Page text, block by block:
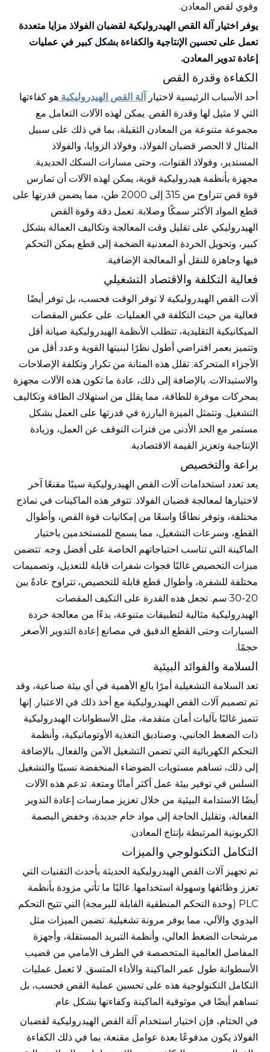
وقوي لقص المعادن.
يوفر اختيار آلة القص الهيدروليكية لقضبان الفولاذ مزايا متعددة
تعمل على تحسين الإنتاجية والكفاءة بشكل كبير في عمليات
إعادة تدوير المعادن.
الكفاءة وقدرة القص
أحد الأسباب الرئيسية لاختيار آلة القص الهيدروليكية هو كفاءتها
التي لا مثيل لها وقدرة القص. يمكن لهذه الآلات التعامل مع
مجموعة متنوعة من المعادن الثقيلة، بما في ذلك على سبيل
المثال لا الحصر قضبان الفولاذ، وفولاذ الزوايا، والفولاذ
المستدير، وفولاذ القنوات، وحتى مسارات السكك الحديدية.
مجهزة بأنظمة هيدروليكية قوية، يمكن لهذه الآلات أن تمارس
قوة قص تتراوح من 315 إلى 2000 طن، مما يضمن قدرتها على
قطع المواد الأكثر سمكًا وصلابة. تعمل دقة وقوة القص
الهيدروليكي على تقليل وقت المعالجة وتكاليف العمالة بشكل
كبير، وتحويل الخردة المعدنية الضخمة إلى قطع يمكن التحكم
فيها وجاهزة للنقل أو المعالجة الإضافية.
فعالية التكلفة والاقتصاد التشغيلي
آلات القص الهيدروليكية لا توفر الوقت فحسب، بل توفر أيضًا
فعالية من حيث التكلفة في العمليات. على عكس المقصات
الميكانيكية التقليدية، تتطلب الأنظمة الهيدروليكية صيانة أقل
وتتميز بعمر افتراضي أطول نظرًا لبنيتها القوية وعدد أقل من
الأجزاء المتحركة. تقلل هذه المتانة من تكرار وتكلفة الإصلاحات
والاستبدالات. بالإضافة إلى ذلك، عادة ما تكون هذه الآلات مجهزة
بمحركات موفرة للطاقة، مما يقلل من استهلاك الطاقة وتكاليف
التشغيل. وتتمثل الميزة البارزة في قدرتها على العمل بشكل
مستمر مع الحد الأدنى من فترات التوقف عن العمل، وزيادة
الإنتاجية وتعزيز القيمة الاقتصادية.
براعة والتخصيص
يعد تعدد استخدامات آلات القص الهيدروليكية سببًا مقنعًا آخر
لاختيارها لمعالجة قضبان الفولاذ. تتوفر هذه الماكينات في نماذج
مختلفة، وتوفر نطاقًا واسعًا من إمكانيات قوة القص، وأطوال
القطع، وسرعات التشغيل، مما يسمح للمستخدمين باختيار
الماكينة التي تناسب احتياجاتهم الخاصة على أفضل وجه. تتضمن
ميزات التخصيص غالبًا فجوات شفرات قابلة للتعديل، وتصميمات
مختلفة للشفرة، وأطوال قطع قابلة للتخصيص، تتراوح عادةً بين
20-30 سم. تجعل هذه القدرة على التكيف المقصات
الهيدروليكية مثالية لتطبيقات متنوعة، بدءًا من معالجة خردة
السيارات وحتى القطع الدقيق في مصانع إعادة التدوير الأصغر
حجمًا.
السلامة والفوائد البيئية
تعد السلامة التشغيلية أمرًا بالغ الأهمية في أي بيئة صناعية، وقد
تم تصميم آلات القص الهيدروليكية مع أخذ ذلك في الاعتبار. إنها
تتميز غالبًا بآليات أمان متقدمة، مثل الأسطوانات الهيدروليكية
ذات الضغط الجانبي، وصناديق التغذية الأوتوماتيكية، وأنظمة
التحكم الكهربائية التي تضمن التشغيل الآمن والفعال. بالإضافة
إلى ذلك، تساهم مستويات الضوضاء المنخفضة نسبيًا والتشغيل
السلس في توفير بيئة عمل أكثر أمانًا ومتعة. تدعم هذه الآلات
أيضًا الاستدامة البيئية من خلال تعزيز ممارسات إعادة التدوير
الفعالة، وتقليل الحاجة إلى مواد خام جديدة، وخفض البصمة
الكربونية المرتبطة بإنتاج المعادن.
التكامل التكنولوجي والميزات
تم تجهيز آلات القص الهيدروليكية الحديثة بأحدث التقنيات التي
تعزز وظائفها وسهولة استخدامها. غالبًا ما تأتي مزودة بأنظمة
PLC (وحدة التحكم المنطقية القابلة للبرمجة) التي تتيح التحكم
اليدوي والآلي، مما يوفر مرونة تشغيلية. تضمن الميزات مثل
مرشحات الضغط العالي، وأنظمة التبريد المستقلة، وأجهزة
المفاصل العالمية المتخصصة في الطرف الأمامي من قضيب
الأسطوانة طول عمر الماكينة والأداء المتسق. لا تعمل عمليات
التكامل التكنولوجية هذه على تحسين عملية القص فحسب، بل
تساهم أيضًا في موثوقية الماكينة وكفاءتها بشكل عام.
في الختام، فإن اختيار استخدام آلة القص الهيدروليكية لقضبان
الفولاذ يكون مدفوعًا بعدة عوامل مقنعة، بما في ذلك الكفاءة